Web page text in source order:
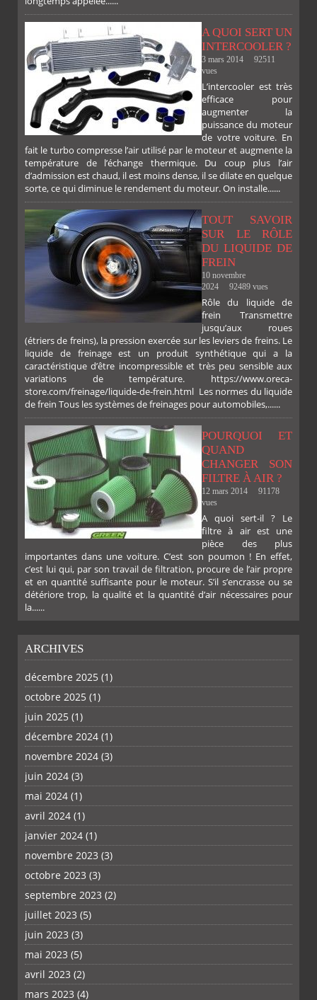
PLUS
A QUOI SERT UN
INTERCOOLER ?
3 mars 2014
92511
vues
L’intercooler est très
efficace pour
augmenter la
puissance du moteur
de votre voiture. En
fait le turbo compresse l’air utilisé par le moteur et augmente la
température de l’échange thermique. Du coup plus l’air
d’admission est chaud, il est moins dense, il se dilate en quelque
sorte, ce qui diminue le rendement du moteur. On installe......
TOUT SAVOIR
SUR LE RÔLE
DU LIQUIDE DE
FREIN
10 novembre
2024
92489 vues
Rôle du liquide de
frein Transmettre
jusqu’aux roues
(étriers de freins), la pression exercée sur les leviers de freins. Le
liquide de freinage est un produit synthétique qui a la
caractéristique d’être incompressible et très peu sensible aux
variations de température. https://www.oreca-
store.com/freinage/liquide-de-frein.html Les normes du liquide
de frein Tous les systèmes de freinages pour automobiles,......
POURQUOI ET
QUAND
CHANGER SON
FILTRE À AIR ?
12 mars 2014
91178
vues
A quoi sert-il ? Le
filtre à air est une
pièce des plus
importantes dans une voiture. C’est son poumon ! En effet,
c’est lui qui, par son travail de filtration, procure de l’air propre
et en quantité suffisante pour le moteur. S’il s’encrasse ou se
détériore trop, la qualité et la quantité d’air nécessaires pour
la......
ARCHIVES
décembre 2025 (1)
octobre 2025 (1)
juin 2025 (1)
décembre 2024 (1)
novembre 2024 (3)
juin 2024 (3)
mai 2024 (1)
avril 2024 (1)
janvier 2024 (1)
novembre 2023 (3)
octobre 2023 (3)
septembre 2023 (2)
juillet 2023 (5)
juin 2023 (3)
mai 2023 (5)
avril 2023 (2)
mars 2023 (4)